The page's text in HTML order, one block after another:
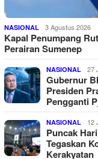
NASIONAL 3 Agustus 2026
Kapal Penumpang
Perairan Sumenep
NASIONAL 27
Gubernur
Presiden
Pengganti
NASIONAL 12
Puncak
Tegaskan
Kerakyatan